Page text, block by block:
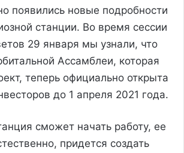
появились новые подробности
станции. Во время сессии
29 января мы узнали, что
Ассамблеи, которая
теперь официально открыта
до 1 апреля 2021 года.
сможет начать работу, ее
придется создать